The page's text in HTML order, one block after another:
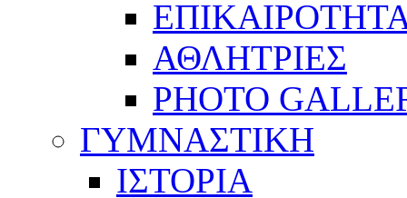
ΑΘΛΗΤΡΙΕΣ
PHOTO
ΓΥΜΝΑΣΤΙΚΗ
ΙΣΤΟΡΙΑ